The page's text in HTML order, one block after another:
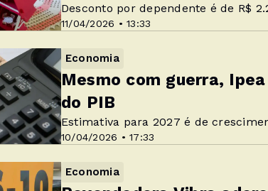
11/04/2026 • 13:33
Desconto por dependente é de R$
Economia
10/04/2026 • 17:33
Mesmo com guerra,
do PIB
Estimativa para 2027 é de
Economia